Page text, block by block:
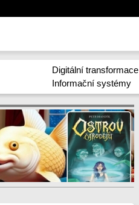
Digitální transformace
Informační systémy